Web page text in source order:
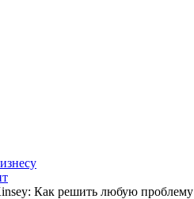
Как решить любую проблему